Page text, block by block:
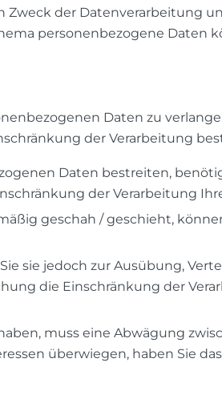
der Datenverarbeitung
personenbezogene Daten
Daten zu
der Verarbeitung
Daten bestreiten,
der Verarbeitung
geschah / geschieht,
sie jedoch zur Ausübung,
die Einschränkung der
muss eine Abwägung
überwiegen, haben Sie